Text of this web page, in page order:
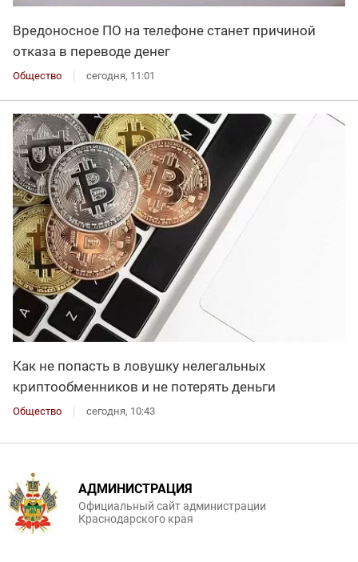
Вредоносное ПО на телефоне станет причиной
отказа в переводе денег
Общество сегодня, 11:01
Как не попасть в ловушку нелегальных
криптообменников и не потерять деньги
Общество сегодня, 10:43
АДМИНИСТРАЦИЯ
Официальный сайт администрации
Краснодарского края